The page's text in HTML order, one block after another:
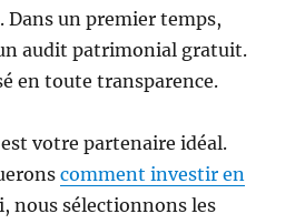
Dans un premier temps,
audit patrimonial gratuit.
en toute transparence.
votre partenaire idéal.
comment investir en
nous sélectionnons les